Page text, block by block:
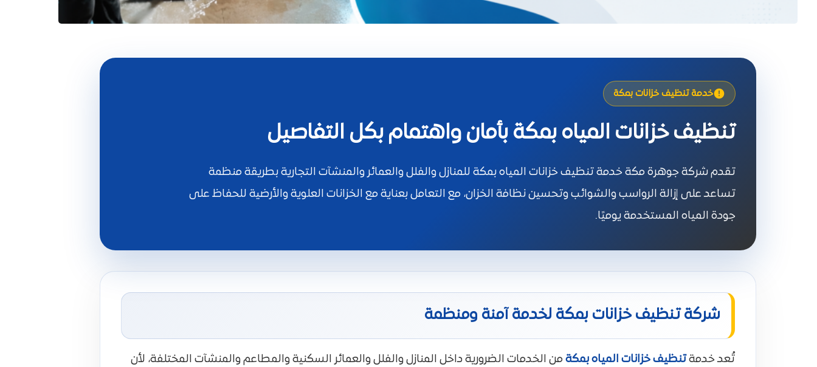
خدمة تنظيف خزانات بمكة
تنظيف خزانات المياه بمكة بأمان واهتمام بكل التفاصيل
تقدم شركة جوهرة مكة خدمة تنظيف خزانات المياه بمكة للمنازل والفلل والعمائر والمنشآت التجارية بطريقة منظمة
تساعد على إزالة الرواسب والشوائب وتحسين نظافة الخزان، مع التعامل بعناية مع الخزانات العلوية والأرضية للحفاظ على
جودة المياه المستخدمة يوميًا.
شركة تنظيف خزانات بمكة لخدمة آمنة ومنظمة
تُعد خدمةتنظيف خزانات المياه بمكة من الخدمات الضرورية داخل المنازل والفلل والعمائر السكنية والمطاعم والمنشآت المختلفة، لأن